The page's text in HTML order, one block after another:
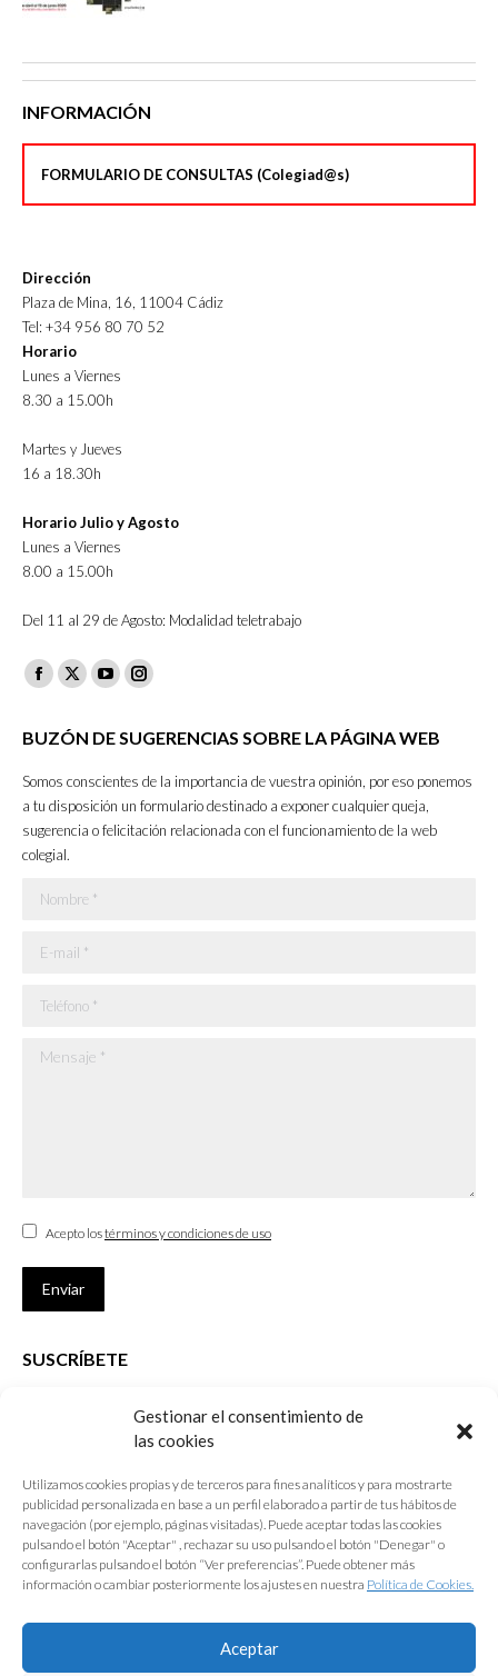
Gestionar el consentimiento de
las cookies
Utilizamos cookies propias y de terceros para fines analíticos y para mostrarte
publicidad personalizada en base a un perfil elaborado a partir de tus hábitos de
navegación (por ejemplo, páginas visitadas). Puede aceptar todas las cookies
pulsando el botón "Aceptar" , rechazar su uso pulsando el botón "Denegar" o
configurarlas pulsando el botón “Ver preferencias”. Puede obtener más
información o cambiar posteriormente los ajustes en nuestra Política de Cookies.
Aceptar
INFORMACIÓN
FORMULARIO DE CONSULTAS (Colegiad@s)
Dirección
Plaza de Mina, 16, 11004 Cádiz
Tel: +34 956 80 70 52
Horario
Lunes a Viernes
8.30 a 15.00h
Martes y Jueves
16 a 18.30h
Horario Julio y Agosto
Lunes a Viernes
8.00 a 15.00h
Del 11 al 29 de Agosto: Modalidad teletrabajo
Facebook
opens
new
window
X
opens
new
window
YouTube
opens
new
window
Instagram
opens
in
new
window
BUZÓN DE SUGERENCIAS SOBRE LA PÁGINA WEB
Somos conscientes de la importancia de vuestra opinión, por eso ponemos
a tu disposición un formulario destinado a exponer cualquier queja,
sugerencia o felicitación relacionada con el funcionamiento de la web
colegial.
Nombre *
E-mail *
Teléfono *
Mensaje *
Acepto lostérminos y condiciones de uso
Enviar
SUSCRÍBETE
que desarrolla el Colegio de Arquitectos de Cádiz
E-mail *
Acepto lostérminos y condiciones de uso
Enviar